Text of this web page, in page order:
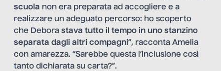
scuola non era preparata ad accogliere e a
realizzare un adeguato percorso: ho scoperto
che Debora stava tutto il tempo in uno stanzino
separata dagli altri compagni”, racconta Amelia
con amarezza. “Sarebbe questa l’inclusione così
tanto dichiarata su carta?”.